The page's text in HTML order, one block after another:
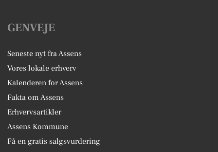
GENVEJE
Seneste nyt fra Assens
Vores lokale erhverv
Kalenderen for Assens
Fakta om Assens
Erhvervsartikler
Assens Kommune
Få en gratis salgsvurdering